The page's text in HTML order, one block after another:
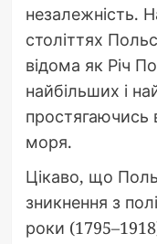
незалежність.
століттях
відома як Річ
найбільших і
простягаючись
моря.
Цікаво, що
зникнення з
роки